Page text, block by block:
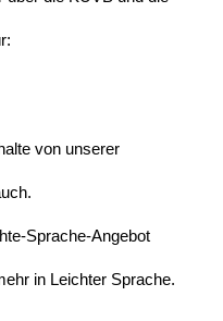
von unserer
Sprache-Angebot
in Leichter Sprache.